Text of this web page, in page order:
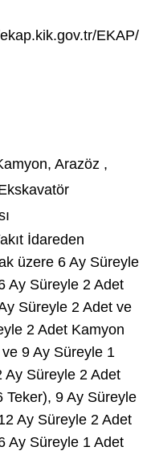
EKAP/
Arazöz ,
İdareden
üzere 6 Ay Süreyle
Ay Süreyle 2 Adet
Süreyle 2 Adet ve
2 Adet Kamyon
9 Ay Süreyle 1
Ay Süreyle 2 Adet
Teker), 9 Ay Süreyle
Ay Süreyle 2 Adet
Ay Süreyle 1 Adet